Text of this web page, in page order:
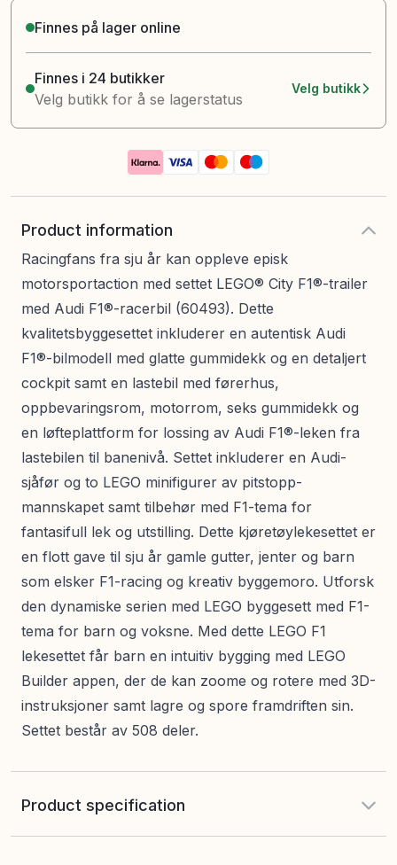
Finnes på lager online
Finnes i 24 butikker
Velg butikk for å se lagerstatus
Velg butikk
Product information
Racingfans fra sju år kan oppleve episk
motorsportaction med settet LEGO® City F1®-trailer
med Audi F1®-racerbil (60493). Dette
kvalitetsbyggesettet inkluderer en autentisk Audi
F1®-bilmodell med glatte gummidekk og en detaljert
cockpit samt en lastebil med førerhus,
oppbevaringsrom, motorrom, seks gummidekk og
en løfteplattform for lossing av Audi F1®-leken fra
lastebilen til banenivå. Settet inkluderer en Audi-
sjåfør og to LEGO minifigurer av pitstopp-
mannskapet samt tilbehør med F1-tema for
fantasifull lek og utstilling. Dette kjøretøylekesettet er
en flott gave til sju år gamle gutter, jenter og barn
som elsker F1-racing og kreativ byggemoro. Utforsk
den dynamiske serien med LEGO byggesett med F1-
tema for barn og voksne. Med dette LEGO F1
lekesettet får barn en intuitiv bygging med LEGO
Builder appen, der de kan zoome og rotere med 3D-
instruksjoner samt lagre og spore framdriften sin.
Settet består av 508 deler.
Product specification